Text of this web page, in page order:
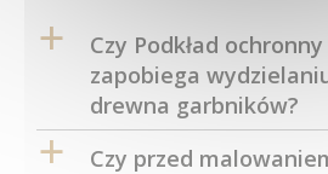
a
Czy Podkład
zapobiega
drewna garbników?
a
Czy przed